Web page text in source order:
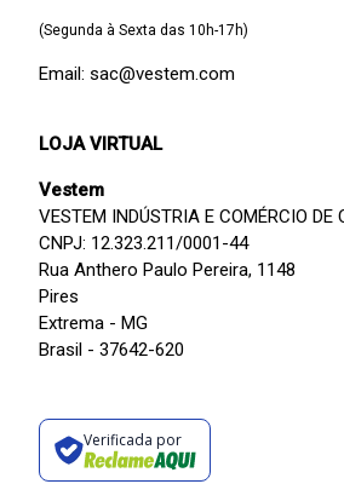
(Segunda à Sexta das 10h-17h)
Email: sac@vestem.com
LOJA VIRTUAL
Vestem
VESTEM INDÚSTRIA E COMÉRCIO DE
CNPJ: 12.323.211/0001-44
Rua Anthero Paulo Pereira, 1148
Pires
Extrema - MG
Brasil - 37642-620
Verificada por